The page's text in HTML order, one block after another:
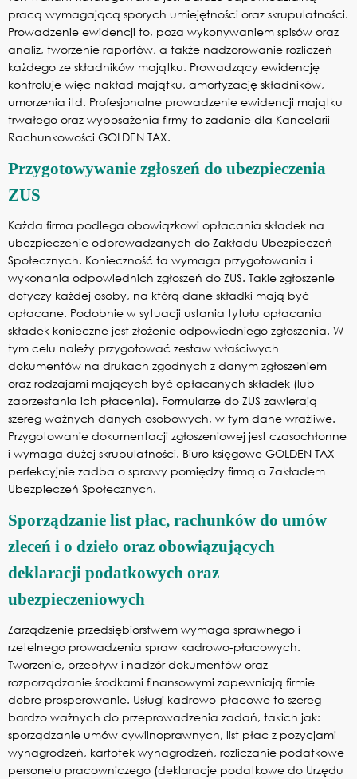
pracą wymagającą sporych umiejętności oraz skrupulatności.
Prowadzenie ewidencji to, poza wykonywaniem spisów oraz
analiz, tworzenie raportów, a także nadzorowanie rozliczeń
każdego ze składników majątku. Prowadzący ewidencję
kontroluje więc nakład majątku, amortyzację składników,
umorzenia itd. Profesjonalne prowadzenie ewidencji majątku
trwałego oraz wyposażenia firmy to zadanie dla Kancelarii
Rachunkowości GOLDEN TAX.
Przygotowywanie zgłoszeń do ubezpieczenia
ZUS
Każda firma podlega obowiązkowi opłacania składek na
ubezpieczenie odprowadzanych do Zakładu Ubezpieczeń
Społecznych. Konieczność ta wymaga przygotowania i
wykonania odpowiednich zgłoszeń do ZUS. Takie zgłoszenie
dotyczy każdej osoby, na którą dane składki mają być
opłacane. Podobnie w sytuacji ustania tytułu opłacania
składek konieczne jest złożenie odpowiedniego zgłoszenia. W
tym celu należy przygotować zestaw właściwych
dokumentów na drukach zgodnych z danym zgłoszeniem
oraz rodzajami mających być opłacanych składek (lub
zaprzestania ich płacenia). Formularze do ZUS zawierają
szereg ważnych danych osobowych, w tym dane wrażliwe.
Przygotowanie dokumentacji zgłoszeniowej jest czasochłonne
i wymaga dużej skrupulatności. Biuro księgowe GOLDEN TAX
perfekcyjnie zadba o sprawy pomiędzy firmą a Zakładem
Ubezpieczeń Społecznych.
Sporządzanie list płac, rachunków do umów
zleceń i o dzieło oraz obowiązujących
deklaracji podatkowych oraz
ubezpieczeniowych
Zarządzenie przedsiębiorstwem wymaga sprawnego i
rzetelnego prowadzenia spraw kadrowo-płacowych.
Tworzenie, przepływ i nadzór dokumentów oraz
rozporządzanie środkami finansowymi zapewniają firmie
dobre prosperowanie. Usługi kadrowo-płacowe to szereg
bardzo ważnych do przeprowadzenia zadań, takich jak:
sporządzanie umów cywilnoprawnych, list płac z pozycjami
wynagrodzeń, kartotek wynagrodzeń, rozliczanie podatkowe
personelu pracowniczego (deklaracje podatkowe do Urzędu